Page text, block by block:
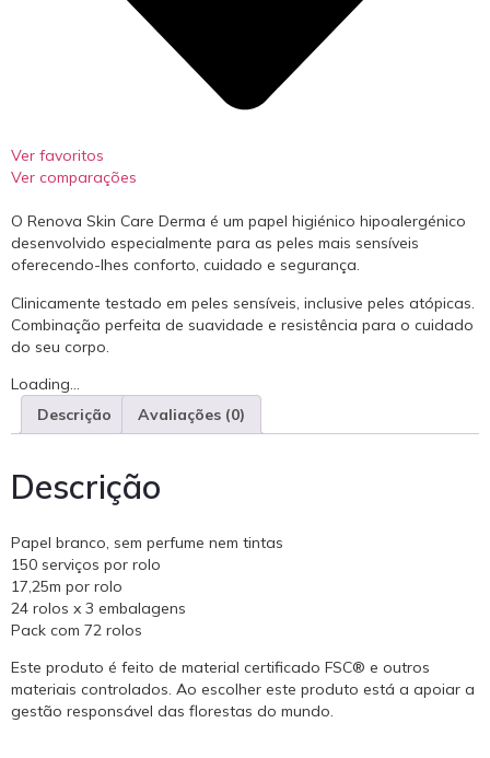
Ver favoritos
Ver comparações
O Renova Skin Care Derma é um papel higiénico hipoalergénico
desenvolvido especialmente para as peles mais sensíveis
oferecendo-lhes conforto, cuidado e segurança.
Clinicamente testado em peles sensíveis, inclusive peles atópicas.
Combinação perfeita de suavidade e resistência para o cuidado
do seu corpo.
Loading...
Descrição
Avaliações (0)
Descrição
Papel branco, sem perfume nem tintas
150 serviços por rolo
17,25m por rolo
24 rolos x 3 embalagens
Pack com 72 rolos
Este produto é feito de material certificado FSC® e outros
materiais controlados. Ao escolher este produto está a apoiar a
gestão responsável das florestas do mundo.